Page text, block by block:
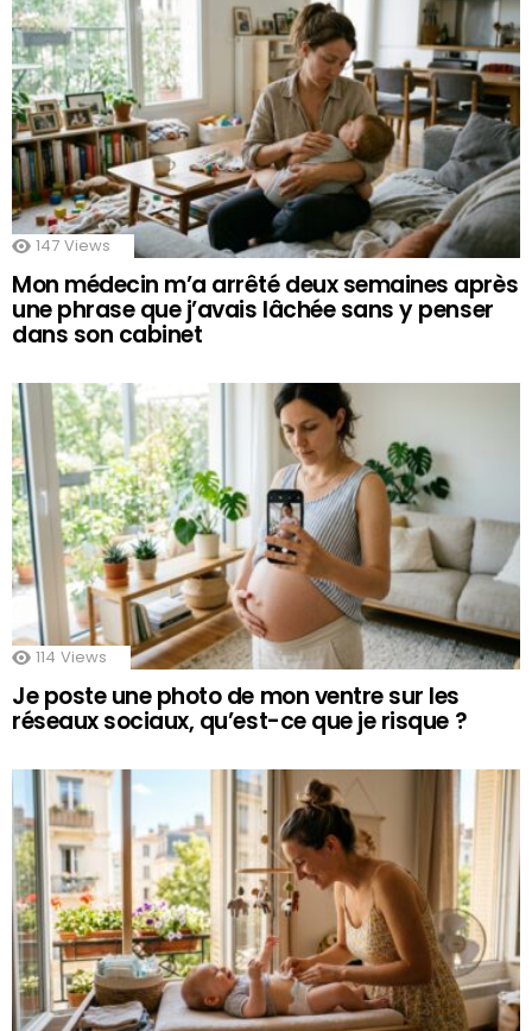
147 Views
Mon médecin m’a arrêté deux semaines après
une phrase que j’avais lâchée sans y penser
dans son cabinet
114 Views
Je poste une photo de mon ventre sur les
réseaux sociaux, qu’est-ce que je risque ?